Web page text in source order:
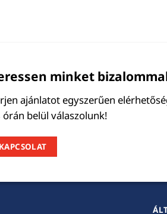
minket
ajánlatot egyszerűen
órán belül válaszolunk!
KAPCSOLAT